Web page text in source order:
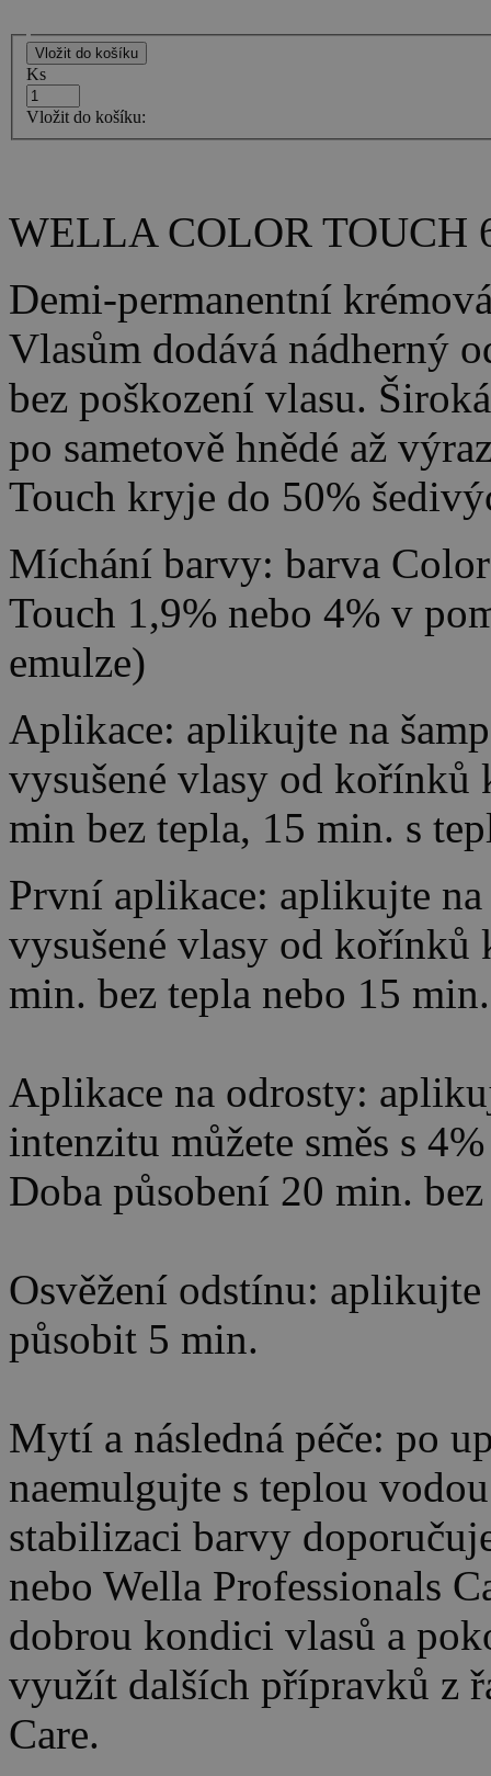
Ks
Vložit do košíku:
WELLA COLOR TOUCH
Demi-permanentní
Vlasům dodává nádherný
bez poškození vlasu.
po sametově hnědé až
Touch kryje do 50%
Míchání barvy: barva
Touch 1,9% nebo 4% v
emulze)
Aplikace: aplikujte na
vysušené vlasy od kořínků
min bez tepla, 15 min. s
První aplikace: aplikujte
vysušené vlasy od kořínků
min. bez tepla nebo 15
Aplikace na odrosty:
intenzitu můžete směs s
Doba působení 20 min.
Osvěžení odstínu:
působit 5 min.
Mytí a následná péče: po
naemulgujte s teplou
stabilizaci barvy
nebo Wella Professionals
dobrou kondici vlasů a
využít dalších přípravků z
Care.